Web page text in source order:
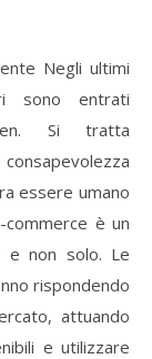
Negli ultimi
sono entrati
Si tratta
essere umano
è un
e non solo. Le
rispondendo
attuando
e utilizzare